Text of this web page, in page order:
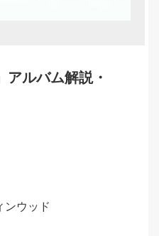
アルバム解説・
ンウッド